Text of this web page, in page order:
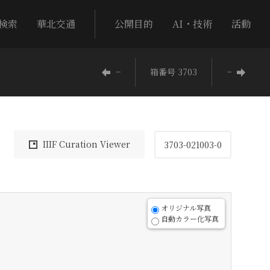
索 華北交通 公開目的 AI・技術 活動
− 箱番号 3703 −
IIIF Curation Viewer 3703-021003-0
オリジナル写真
自動カラー化写真